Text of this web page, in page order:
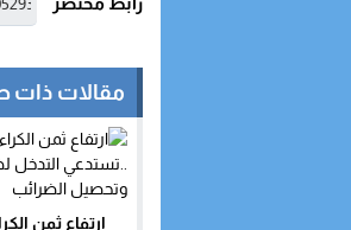
مقالات ذات
ارتفاع ثمن